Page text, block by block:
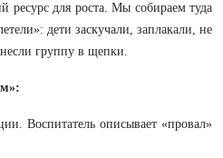
ресурс для роста. Мы собираем туда
дети заскучали, заплакали, не
группу в щепки.
Воспитатель описывает «провал»